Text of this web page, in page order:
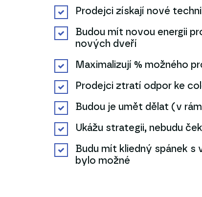
Prodejci získají nové
Budou mít novou energii
nových dveří
Maximalizují % možného
Prodejci ztratí odpor ke
Budou je umět dělat (v
Ukážu strategii, nebudu
Budu mít kliedný spánek s
bylo možné